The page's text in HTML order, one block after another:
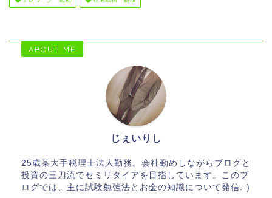
ABOUT ME
じぇいりし
25歳某大手税理士法人勤務。会社勤めしながらブログと
投資の三刀流でセミリタイアを目指しています。このブ
ログでは、主に試験勉強法とお金の知識について発信:-)